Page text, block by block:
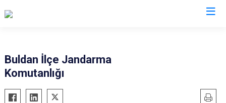
Acıpayam
Pamukkale
Buldan İlçe Jandarma
Komutanlığı